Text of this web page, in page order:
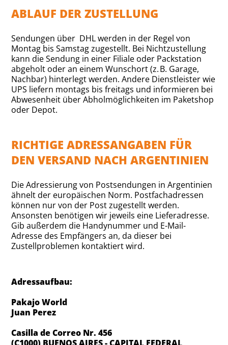
ABLAUF DER ZUSTELLUNG
Sendungen über DHL werden in der Regel von
Montag bis Samstag zugestellt. Bei Nichtzustellung
kann die Sendung in einer Filiale oder Packstation
abgeholt oder an einem Wunschort (z. B. Garage,
Nachbar) hinterlegt werden. Andere Dienstleister wie
UPS liefern montags bis freitags und informieren bei
Abwesenheit über Abholmöglichkeiten im Paketshop
oder Depot.
RICHTIGE ADRESSANGABEN FÜR
DEN VERSAND NACH ARGENTINIEN
Die Adressierung von Postsendungen in Argentinien
ähnelt der europäischen Norm. Postfachadressen
können nur von der Post zugestellt werden.
Ansonsten benötigen wir jeweils eine Lieferadresse.
Gib außerdem die Handynummer und E-Mail-
Adresse des Empfängers an, da dieser bei
Zustellproblemen kontaktiert wird.
Adressaufbau:
Pakajo World
Juan Perez
Casilla de Correo Nr. 456
(C1000) BUENOS AIRES - CAPITAL FEDERAL